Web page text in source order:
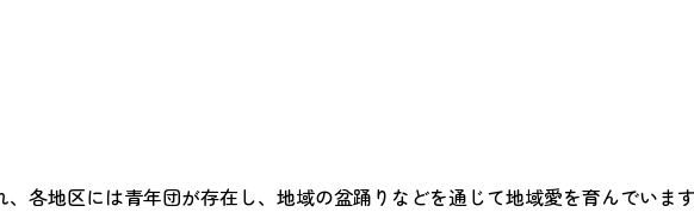
各地区には青年団が存在し、地域の盆踊りなどを通じて地域愛を育んでいま